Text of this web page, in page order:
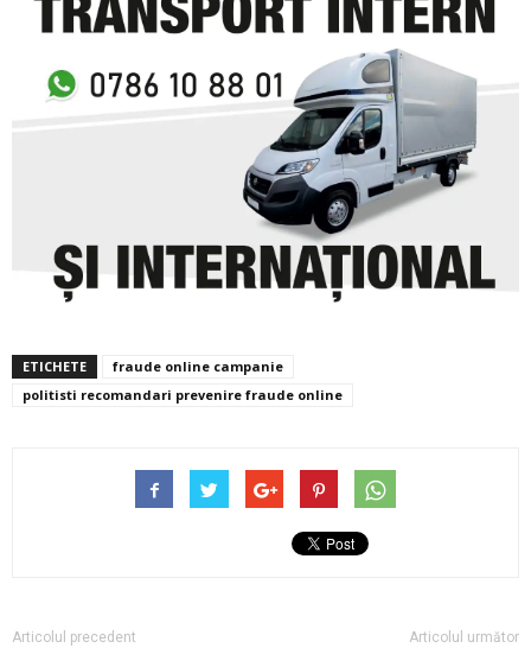
ETICHETE
fraude online campanie
politisti recomandari prevenire fraude online
Articolul precedent Articolul următor